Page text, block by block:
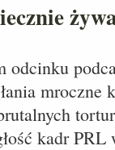
odcinku
mroczne
kadr